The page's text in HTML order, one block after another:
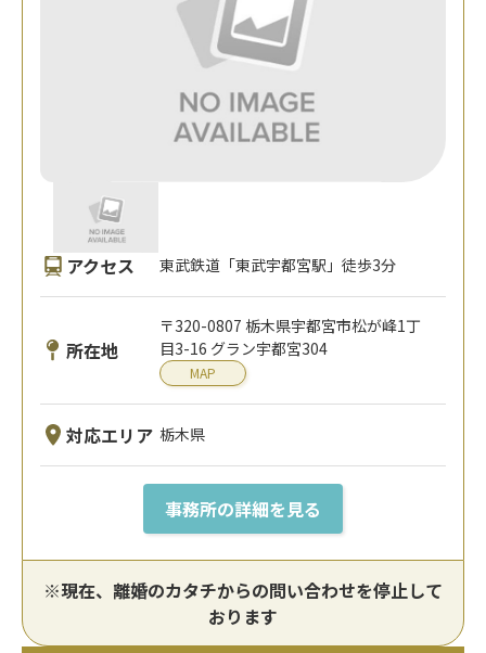
アクセス 東武鉄道「東武宇都宮駅」徒歩3分
所在地
〒320-0807 栃木県宇都宮市松が峰1丁
目3-16 グラン宇都宮304
MAP
対応エリア 栃木県
事務所の詳細を見る
※現在、離婚のカタチからの問い合わせを停止して
おります